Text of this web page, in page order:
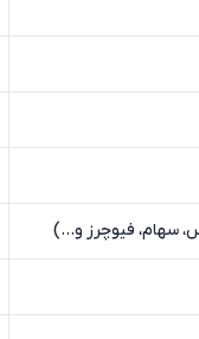
سهام، فیوچرز و…)